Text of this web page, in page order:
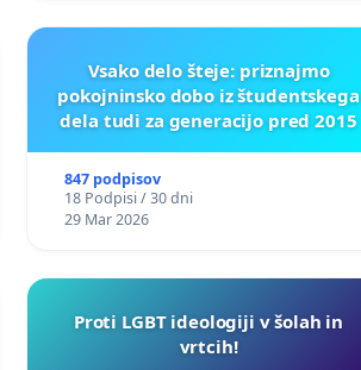
Vsako delo šteje: priznajmo
pokojninsko dobo iz študentskega
dela tudi za generacijo pred 2015
847 podpisov
18 Podpisi / 30 dni
29 Mar 2026
Proti LGBT ideologiji v šolah in
vrtcih!